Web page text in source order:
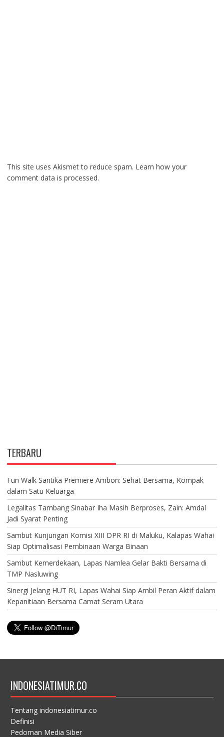
This site uses Akismet to reduce spam. Learn how your
comment data is processed.
TERBARU
Fun Walk Santika Premiere Ambon: Sehat Bersama, Kompak
dalam Satu Keluarga
Legalitas Tambang Sinabar Iha Masih Berproses, Zain: Amdal
Jadi Syarat Penting
Sambut Kunjungan Komisi XIII DPR RI di Maluku, Kalapas Wahai
Siap Optimalisasi Pembinaan Warga Binaan
Sambut Kemerdekaan, Lapas Namlea Gelar Bakti Bersama di
TMP Nasluwing
Sinergi Jelang HUT RI, Lapas Wahai Siap Ambil Peran Aktif dalam
Kepanitiaan Bersama Camat Seram Utara
INDONESIATIMUR.CO
Tentang indonesiatimur.co
Definisi
Pedoman Media Siber